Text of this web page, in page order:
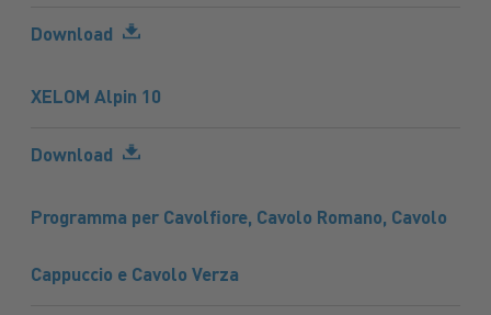
Download
XELOM Alpin 10
Download
Programma per Cavolfiore, Cavolo Romano, Cavolo
Cappuccio e Cavolo Verza